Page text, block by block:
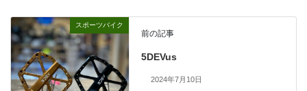
スポーツバイク
前の記事
5DEVus
2024年7月10日